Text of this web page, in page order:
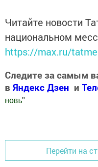
Читайте новости
национальном
https://max.ru/
Следите за самым
в Яндекс Дзен и
новь"
Перейти на